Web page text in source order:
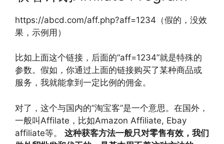
https://abcd.com/aff.php?aff=1234（假的，没效
果，示例用）
比如上面这个链接，后面的“aff=1234”就是特殊的
参数。假如，你通过上面的链接购买了某种商品或
服务，我就能拿到一定比例的佣金。
对了，这个与国内的“淘宝客”是一个意思。在国外，
一般叫Affilate，比如Amazon Affiliate, Ebay
affiliate等。 这种获客方法一般只对零售有效，我们